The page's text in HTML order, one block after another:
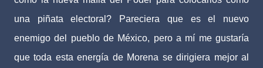
una piñata electoral? Pareciera que es el nuevo
enemigo del pueblo de México, pero a mí me gustaría
que toda esta energía de Morena se dirigiera mejor al